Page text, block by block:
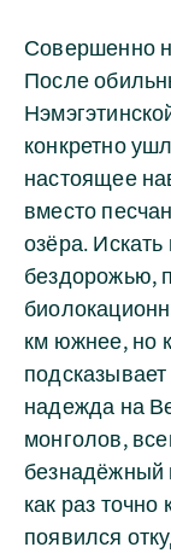
Совершенно
После
конкретно
настоящее
вместо
озёра.
бездорожью,
км южнее, но
надежда на
монголов,
безнадёжный
как раз точно
появился